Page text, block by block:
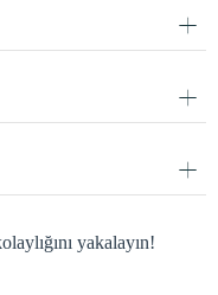
yakalayın!